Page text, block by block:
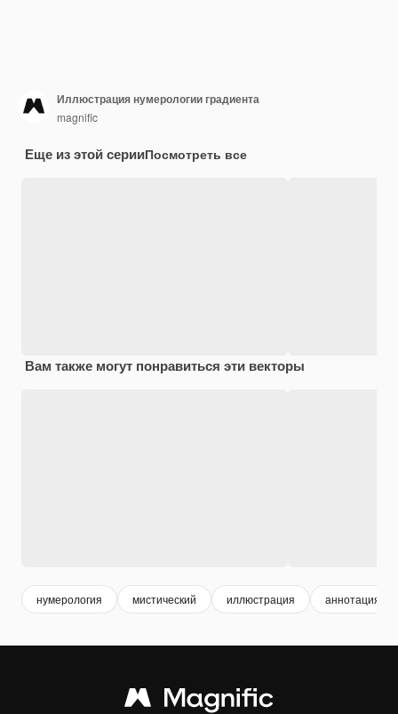
Иллюстрация нумерологии градиента
magnific
Еще из этой серииПосмотреть все
Вам также могут понравиться эти векторы
нумерология мистический иллюстрация аннотация